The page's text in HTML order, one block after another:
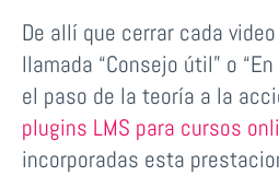
De allí que cerrar cada
llamada “Consejo útil” o
el paso de la teoría a la
plugins LMS para cursos
incorporadas esta